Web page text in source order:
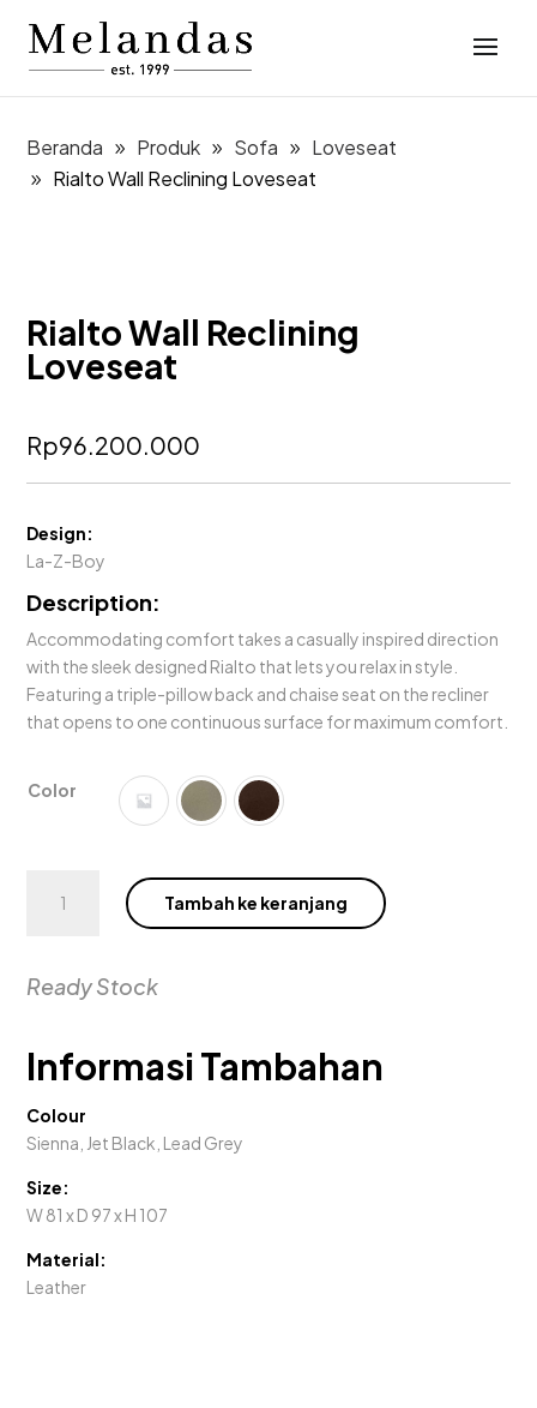
Beranda Produk Sofa
Loveseat
Rialto Wall Reclining Loveseat
Rialto Wall Reclining
Loveseat
Rp96.200.000
Design:
La-Z-Boy
Description:
Accommodating comfort takes a casually inspired direction
with the sleek designed Rialto that lets you relax in style.
Featuring a triple-pillow back and chaise seat on the recliner
that opens to one continuous surface for maximum comfort.
Color
Rialto
Loveseat
Tambah ke keranjang
Ready Stock
Informasi Tambahan
Colour
Sienna, Jet Black, Lead Grey
Size:
W 81 x D 97 x H 107
Material:
Leather